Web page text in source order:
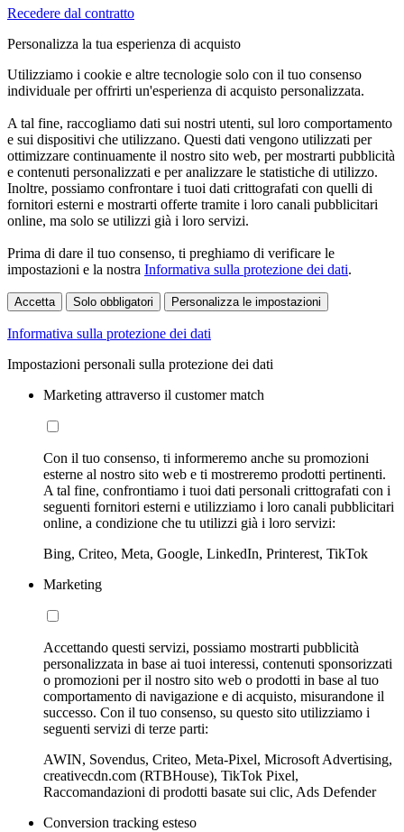
Recedere dal contratto
Personalizza la tua esperienza di acquisto
Utilizziamo i cookie e altre tecnologie solo con il tuo consenso
individuale per offrirti un'esperienza di acquisto personalizzata.
A tal fine, raccogliamo dati sui nostri utenti, sul loro comportamento
e sui dispositivi che utilizzano. Questi dati vengono utilizzati per
ottimizzare continuamente il nostro sito web, per mostrarti pubblicità
e contenuti personalizzati e per analizzare le statistiche di utilizzo.
Inoltre, possiamo confrontare i tuoi dati crittografati con quelli di
fornitori esterni e mostrarti offerte tramite i loro canali pubblicitari
online, ma solo se utilizzi già i loro servizi.
Prima di dare il tuo consenso, ti preghiamo di verificare le
impostazioni e la nostra Informativa sulla protezione dei dati.
Accetta Solo obbligatori Personalizza le impostazioni
Informativa sulla protezione dei dati
Impostazioni personali sulla protezione dei dati
Marketing attraverso il customer match
Con il tuo consenso, ti informeremo anche su promozioni
esterne al nostro sito web e ti mostreremo prodotti pertinenti.
A tal fine, confrontiamo i tuoi dati personali crittografati con i
seguenti fornitori esterni e utilizziamo i loro canali pubblicitari
online, a condizione che tu utilizzi già i loro servizi:
Bing, Criteo, Meta, Google, LinkedIn, Printerest, TikTok
Marketing
Accettando questi servizi, possiamo mostrarti pubblicità
personalizzata in base ai tuoi interessi, contenuti sponsorizzati
o promozioni per il nostro sito web o prodotti in base al tuo
comportamento di navigazione e di acquisto, misurandone il
successo. Con il tuo consenso, su questo sito utilizziamo i
seguenti servizi di terze parti:
AWIN, Sovendus, Criteo, Meta-Pixel, Microsoft Advertising,
creativecdn.com (RTBHouse), TikTok Pixel,
Raccomandazioni di prodotti basate sui clic, Ads Defender
Conversion tracking esteso